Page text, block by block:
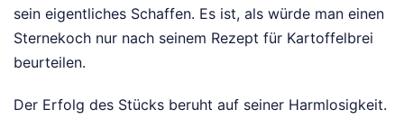
sein eigentliches Schaffen. Es ist, als würde man einen
Sternekoch nur nach seinem Rezept für Kartoffelbrei
beurteilen.
Der Erfolg des Stücks beruht auf seiner Harmlosigkeit.